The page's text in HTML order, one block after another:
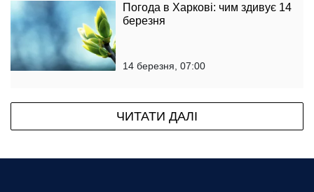
Погода в Харкові: чим здивує 14
березня
14 березня, 07:00
ЧИТАТИ ДАЛІ